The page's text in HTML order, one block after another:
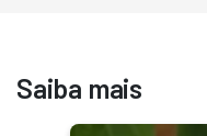
Saiba mais